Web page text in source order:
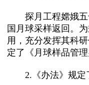
探月工程嫦娥五
国月球采样返回。
用，充分发挥其科
定了《月球样品管
2.《办法》规定